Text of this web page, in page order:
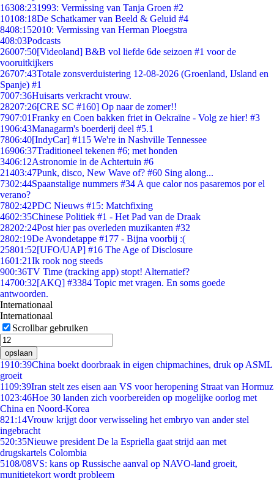
16308:231993: Vermissing van Tanja Groen #2
10108:18De Schatkamer van Beeld & Geluid #4
8408:152010: Vermissing van Herman Ploegstra
408:03Podcasts
26007:50[Videoland] B&B vol liefde 6de seizoen #1 voor de
vooruitkijkers
26707:43Totale zonsverduistering 12-08-2026 (Groenland, IJsland en
Spanje) #1
7007:36Huisarts verkracht vrouw.
28207:26[CRE SC #160] Op naar de zomer!!
7907:01Franky en Coen bakken friet in Oekraïne - Volg ze hier! #3
1906:43Managarm's boerderij deel #5.1
7806:40[IndyCar] #115 We're in Nashville Tennessee
16906:37Traditioneel tekenen #6; met honden
3406:12Astronomie in de Achtertuin #6
21403:47Punk, disco, New Wave of? #60 Sing along...
7302:44Spaanstalige nummers #34 A que calor nos pasaremos por el
verano?
7802:42PDC Nieuws #15: Matchfixing
4602:35Chinese Politiek #1 - Het Pad van de Draak
28202:24Post hier pas overleden muzikanten #32
2802:19De Avondetappe #177 - Bijna voorbij :(
25801:52[UFO/UAP] #16 The Age of Disclosure
1601:21Ik rook nog steeds
900:36TV Time (tracking app) stopt! Alternatief?
14700:32[AKQ] #3384 Topic met vragen. En soms goede
antwoorden.
Internationaal
Internationaal
Scrollbar gebruiken
opslaan
1910:39China boekt doorbraak in eigen chipmachines, druk op ASML
groeit
1109:39Iran stelt zes eisen aan VS voor heropening Straat van Hormuz
1023:46Hoe 30 landen zich voorbereiden op mogelijke oorlog met
China en Noord-Korea
821:14Vrouw krijgt door verwisseling het embryo van ander stel
ingebracht
520:35Nieuwe president De la Espriella gaat strijd aan met
drugskartels Colombia
5108/08VS: kans op Russische aanval op NAVO-land groeit,
munitietekort wordt probleem